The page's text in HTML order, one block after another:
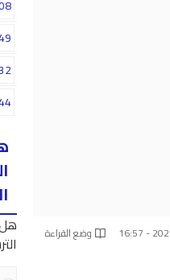
وضع القراءة